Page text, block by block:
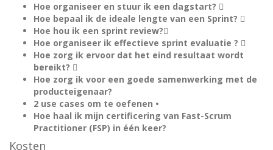
Hoe organiseer en stuur ik een dagstart? 
Hoe bepaal ik de ideale lengte van een Sprint? 
Hoe hou ik een sprint review?
Hoe organiseer ik effectieve sprint evaluatie ? 
Hoe zorg ik ervoor dat het eind resultaat wordt
bereikt? 
Hoe zorg ik voor een goede samenwerking met de
producteigenaar?
2 use cases om te oefenen •
Hoe haal ik mijn certificering van Fast-Scrum
Practitioner (FSP) in één keer?
Kosten